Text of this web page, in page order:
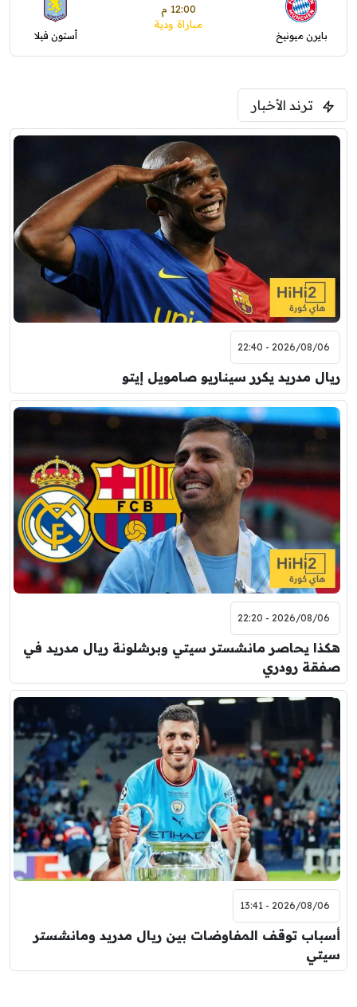
بايرن ميونيخ
12:00 م
مباراة ودية
أستون فيلا
ترند الأخبار
2026/08/06 - 22:40
ريال مدريد يكرر سيناريو صامويل إيتو
2026/08/06 - 22:20
هكذا يحاصر مانشستر سيتي وبرشلونة ريال مدريد في
صفقة رودري
2026/08/06 - 13:41
أسباب توقف المفاوضات بين ريال مدريد ومانشستر
سيتي